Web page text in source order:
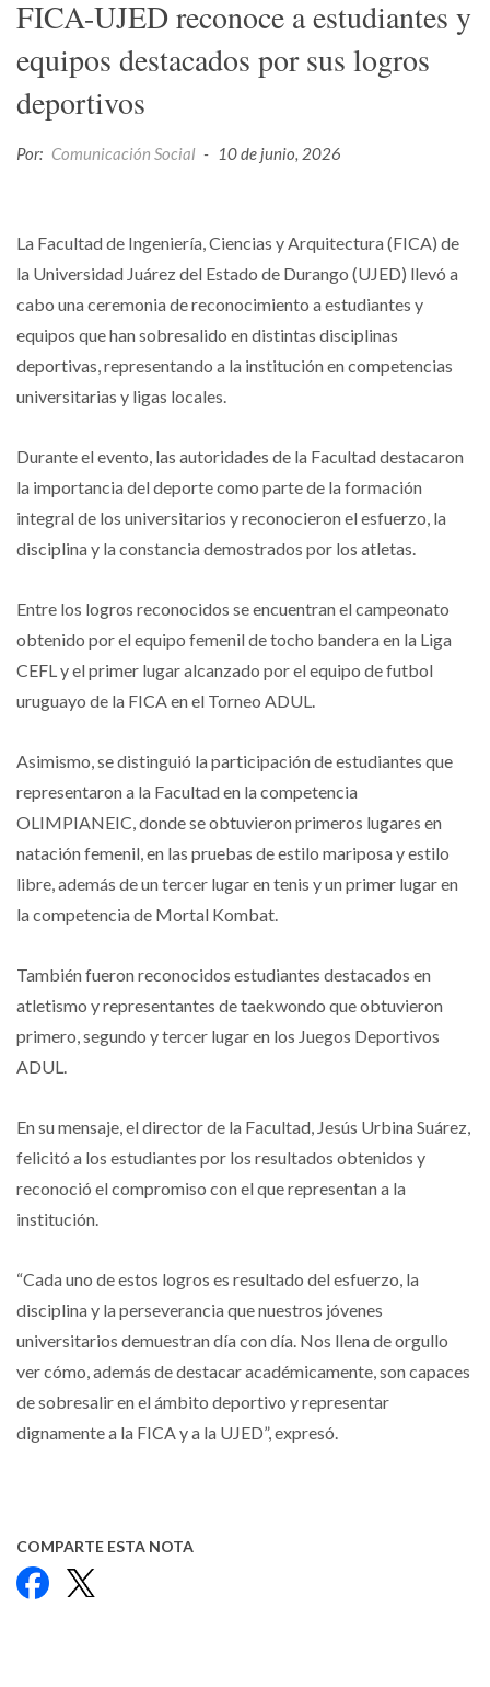
FICA-UJED reconoce a estudiantes y
equipos destacados por sus logros
deportivos
Por: Comunicación Social - 10 de junio, 2026
La Facultad de Ingeniería, Ciencias y Arquitectura (FICA) de
la Universidad Juárez del Estado de Durango (UJED) llevó a
cabo una ceremonia de reconocimiento a estudiantes y
equipos que han sobresalido en distintas disciplinas
deportivas, representando a la institución en competencias
universitarias y ligas locales.
Durante el evento, las autoridades de la Facultad destacaron
la importancia del deporte como parte de la formación
integral de los universitarios y reconocieron el esfuerzo, la
disciplina y la constancia demostrados por los atletas.
Entre los logros reconocidos se encuentran el campeonato
obtenido por el equipo femenil de tocho bandera en la Liga
CEFL y el primer lugar alcanzado por el equipo de futbol
uruguayo de la FICA en el Torneo ADUL.
Asimismo, se distinguió la participación de estudiantes que
representaron a la Facultad en la competencia
OLIMPIANEIC, donde se obtuvieron primeros lugares en
natación femenil, en las pruebas de estilo mariposa y estilo
libre, además de un tercer lugar en tenis y un primer lugar en
la competencia de Mortal Kombat.
También fueron reconocidos estudiantes destacados en
atletismo y representantes de taekwondo que obtuvieron
primero, segundo y tercer lugar en los Juegos Deportivos
ADUL.
En su mensaje, el director de la Facultad, Jesús Urbina Suárez,
felicitó a los estudiantes por los resultados obtenidos y
reconoció el compromiso con el que representan a la
institución.
“Cada uno de estos logros es resultado del esfuerzo, la
disciplina y la perseverancia que nuestros jóvenes
universitarios demuestran día con día. Nos llena de orgullo
ver cómo, además de destacar académicamente, son capaces
de sobresalir en el ámbito deportivo y representar
dignamente a la FICA y a la UJED”, expresó.
COMPARTE ESTA NOTA
Facebook